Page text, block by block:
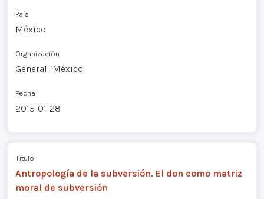
País
México
Organización
General [México]
Fecha
2015-01-28
Título
Antropología de la subversión. El don como matriz
moral de subversión